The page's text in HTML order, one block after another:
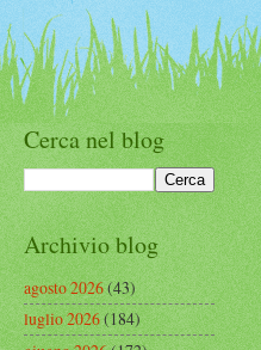
Cerca nel blog
Archivio blog
agosto 2026(43)
luglio 2026(184)